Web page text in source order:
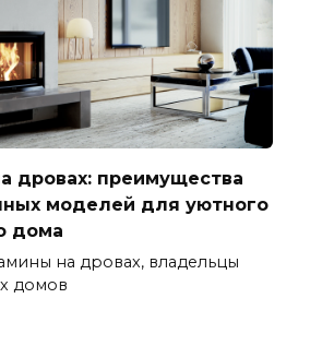
дровах: преимущества
моделей для уютного
дома
на дровах, владельцы
домов